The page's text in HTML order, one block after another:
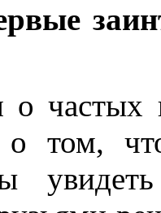
о
о том,